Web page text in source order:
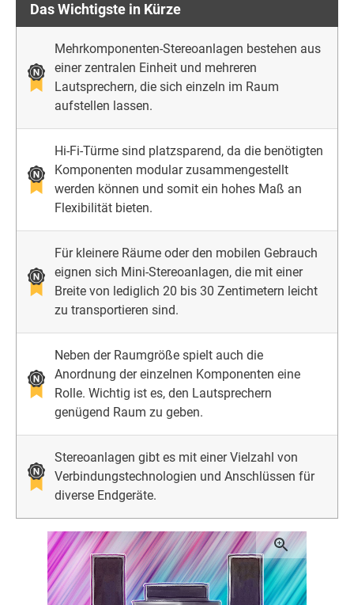
Das Wichtigste in Kürze
Mehrkomponenten-Stereoanlagen bestehen aus
einer zentralen Einheit und mehreren
Lautsprechern, die sich einzeln im Raum
aufstellen lassen.
Hi-Fi-Türme sind platzsparend, da die benötigten
Komponenten modular zusammengestellt
werden können und somit ein hohes Maß an
Flexibilität bieten.
Für kleinere Räume oder den mobilen Gebrauch
eignen sich Mini-Stereoanlagen, die mit einer
Breite von lediglich 20 bis 30 Zentimetern leicht
zu transportieren sind.
Neben der Raumgröße spielt auch die
Anordnung der einzelnen Komponenten eine
Rolle. Wichtig ist es, den Lautsprechern
genügend Raum zu geben.
Stereoanlagen gibt es mit einer Vielzahl von
Verbindungstechnologien und Anschlüssen für
diverse Endgeräte.